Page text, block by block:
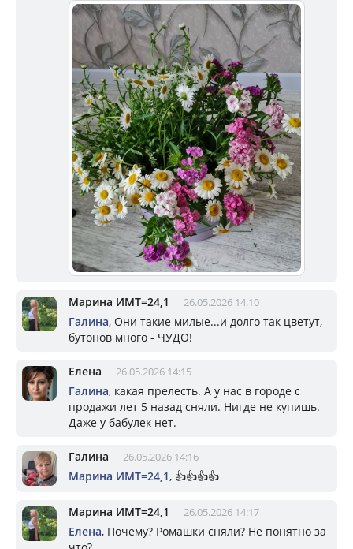
Марина ИМТ=24,1 26.05.2026 14:10
Галина, Они такие милые...и долго так цветут,
бутонов много - ЧУДО!
Елена 26.05.2026 14:15
Галина, какая прелесть. А у нас в городе с
продажи лет 5 назад сняли. Нигде не купишь.
Даже у бабулек нет.
Галина 26.05.2026 14:16
Марина ИМТ=24,1, 👍👍👍👍
Марина ИМТ=24,1 26.05.2026 14:17
Елена, Почему? Ромашки сняли? Не понятно за